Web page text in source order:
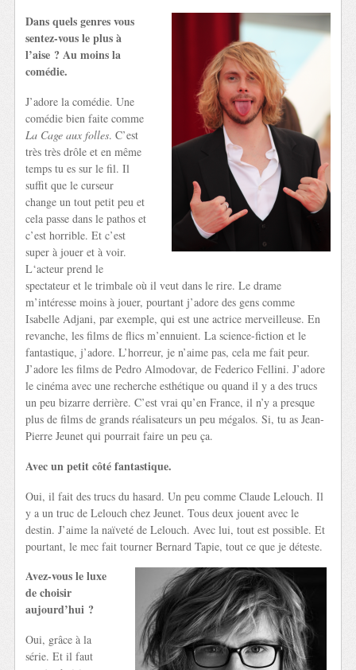
Dans quels genres vous
sentez-vous le plus à
l’aise ? Au moins la
comédie.
J’adore la comédie. Une
comédie bien faite comme
La Cage aux folles. C’est
très très drôle et en même
temps tu es sur le fil. Il
suffit que le curseur
change un tout petit peu et
cela passe dans le pathos et
c’est horrible. Et c’est
super à jouer et à voir.
L‘acteur prend le
spectateur et le trimbale où il veut dans le rire. Le drame
m’intéresse moins à jouer, pourtant j’adore des gens comme
Isabelle Adjani, par exemple, qui est une actrice merveilleuse. En
revanche, les films de flics m’ennuient. La science-fiction et le
fantastique, j’adore. L’horreur, je n’aime pas, cela me fait peur.
J’adore les films de Pedro Almodovar, de Federico Fellini. J’adore
le cinéma avec une recherche esthétique ou quand il y a des trucs
un peu bizarre derrière. C’est vrai qu’en France, il n’y a presque
plus de films de grands réalisateurs un peu mégalos. Si, tu as Jean-
Pierre Jeunet qui pourrait faire un peu ça.
Avec un petit côté fantastique.
Oui, il fait des trucs du hasard. Un peu comme Claude Lelouch. Il
y a un truc de Lelouch chez Jeunet. Tous deux jouent avec le
destin. J’aime la naïveté de Lelouch. Avec lui, tout est possible. Et
pourtant, le mec fait tourner Bernard Tapie, tout ce que je déteste.
Avez-vous le luxe
de choisir
aujourd’hui ?
Oui, grâce à la
série. Et il faut